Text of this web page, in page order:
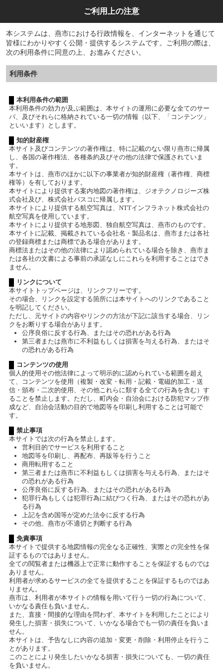
ご利用上の注意
本システムは、燕市における行政情報を、インターネットを通じて
皆様にわかりやすく公開・提供するシステムです。ご利用の際は、
次の利用条件に同意の上、お進みください。
利用条件
本利用条件の範囲
本利用条件の効力が及ぶ範囲は、本サイトの運用に必要な全てのサー
バ、及びそれらに格納されている一切の情報（以下、「コンテンツ」
といいます）とします。
知的財産権
本サイト及びコンテンツの著作権は、特に記載のない限り燕市に帰属
し、各国の著作権法、各種条約及びその他の法律で保護されていま
す。
本サイトは、燕市のほかに以下の事業者が知的財産権（著作権、商標
権等）を有しております。
本サイトにより提供する案内地図の著作権は、ジオテクノロジーズ株
式会社及び、株式会社パスコに帰属します。
本サイトにより提供する航空写真は、NTTインフラネット株式会社の
航空写真を使用しています。
本サイトにより提供する地形図、独自航空写真は、燕市のものです。
本サイトに記載、掲載されている会社名・製品名は、燕市または各社
の登録商標または商標である場合があります。
商標法またはその他の法律により認められている場合を除き、燕市ま
たは各社の文書による事前の承諾なしにこれらを利用することはでき
ません。
リンクについて
本サイトトップページは、リンクフリーです。
その場合、リンクを設定する箇所には本サイトへのリンクであること
を明記してください。
ただし、元サイトの内容やリンクの方法が下記に該当する場合、リン
クをお断りする場合があります。
公序良俗に反する行為、またはその恐れがある行為
第三者または燕市に不利益もしくは損害を与える行為、またはそ
の恐れがある行為
コンテンツの使用
個人的使用その他法律によって明示的に認められている範囲を超え
て、コンテンツを使用（複製・改変・転用・記載・電磁的加工・送
信・頒布・二次的使用、その他これらに類する全ての行為を含む）す
ることを禁止します。ただし、町内会・自治会における防犯マップ作
成など、自治会活動の目的で地図等を印刷し利用することは可能で
す。
禁止事項
本サイトでは次の行為を禁止します。
営利目的でサービスを利用すること
地図等を印刷し、再配布、再販等を行うこと
商用転用すること
第三者または燕市に不利益もしくは損害を与える行為、またはそ
の恐れがある行為
公序良俗に反する行為、またはその恐れがある行為
犯罪行為もしくは犯罪行為に結びつく行為、またはその恐れがあ
る行為
上記を含め国等が定めた法令に反する行為
その他、燕市が不適切と判断する行為
免責事項
本サイトで提供する地図情報の完全なる正確性、実際との完全性を保
証するものではありません。
全ての閲覧者または機器上で正常に動作することを保証するものでは
ありません。
利用者が求めるサービスの全てを提供することを保証するものではあ
りません。
燕市は、利用者が本サイトの情報を用いて行う一切の行為について、
いかなる責任も負いません。
また、直接・間接的な理由を問わず、本サイトを利用したことにより
発生した損害・損失について、いかなる場合でも一切の責任を負いま
せん。
本サイトは、予告なしに内容の追加・変更・削除・利用停止を行うこ
とがあります。
このことにより発生したいかなる損害・損失についても、一切の責任
を負いません。